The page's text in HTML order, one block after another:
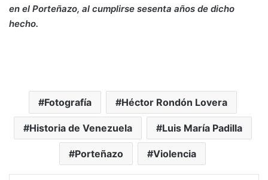
en el Porteñazo, al cumplirse sesenta años de dicho
hecho.
Fotografía Héctor Rondón Lovera
Historia de Venezuela Luis María Padilla
Porteñazo Violencia